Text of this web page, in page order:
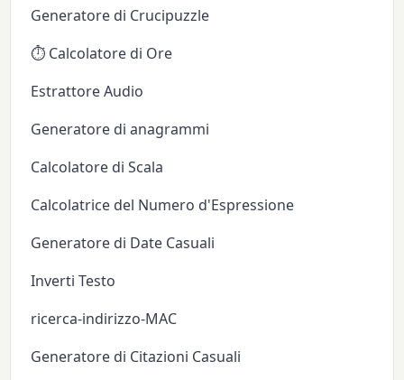
Generatore di Crucipuzzle
⏱️ Calcolatore di Ore
Estrattore Audio
Generatore di anagrammi
Calcolatore di Scala
Calcolatrice del Numero d'Espressione
Generatore di Date Casuali
Inverti Testo
ricerca-indirizzo-MAC
Generatore di Citazioni Casuali